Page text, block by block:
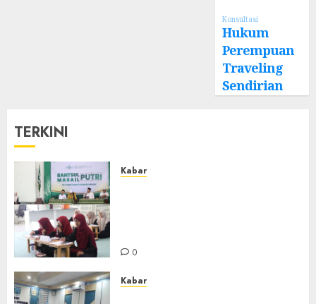
Konsultasi
Hukum
Perempuan
Traveling
Sendirian
TERKINI
Kabar
0
Kabar